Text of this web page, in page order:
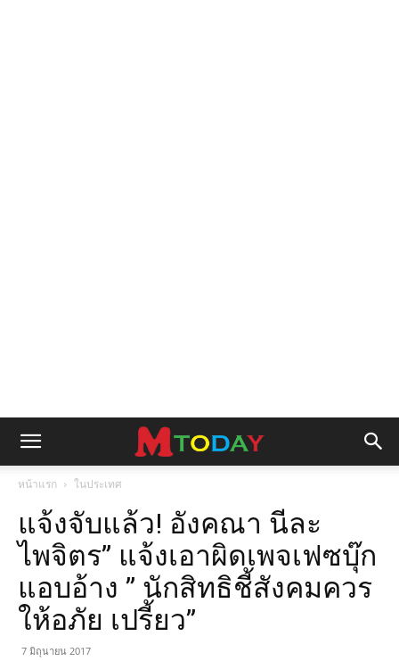
หน้าแรก ในประเทศ
แจ้งจับแล้ว! อังคณา นีละ
ไพจิตร” แจ้งเอาผิดเพจเฟซบุ๊ก
แอบอ้าง ” นักสิทธิชี้สังคมควร
ให้อภัย เปรี้ยว”
7 มิถุนายน 2017